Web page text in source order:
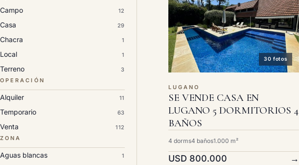
Campo 12
Casa 29
Chacra 1
Local 1
Terreno
3
OPERACIÓN
Alquiler 11
Temporario 63
Venta
112
ZONA
Aguas blancas 1
30 fotos
LUGANO
SE VENDE CASA EN
LUGANO 5 DORMITORIOS 4
BAÑOS
4 dorms4 baños1.000 m²
USD 800.000 →